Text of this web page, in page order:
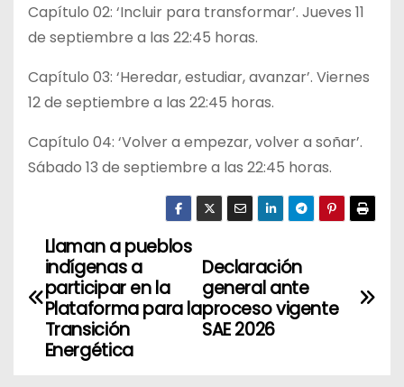
Capítulo 02: ‘Incluir para transformar’. Jueves 11
de septiembre a las 22:45 horas.
Capítulo 03: ‘Heredar, estudiar, avanzar’. Viernes
12 de septiembre a las 22:45 horas.
Capítulo 04: ‘Volver a empezar, volver a soñar’.
Sábado 13 de septiembre a las 22:45 horas.
N
a
Declaración
general ante
proceso vigente
SAE 2026
Llaman a pueblos
indígenas a
participar en la
Plataforma para la
Transición
Energética